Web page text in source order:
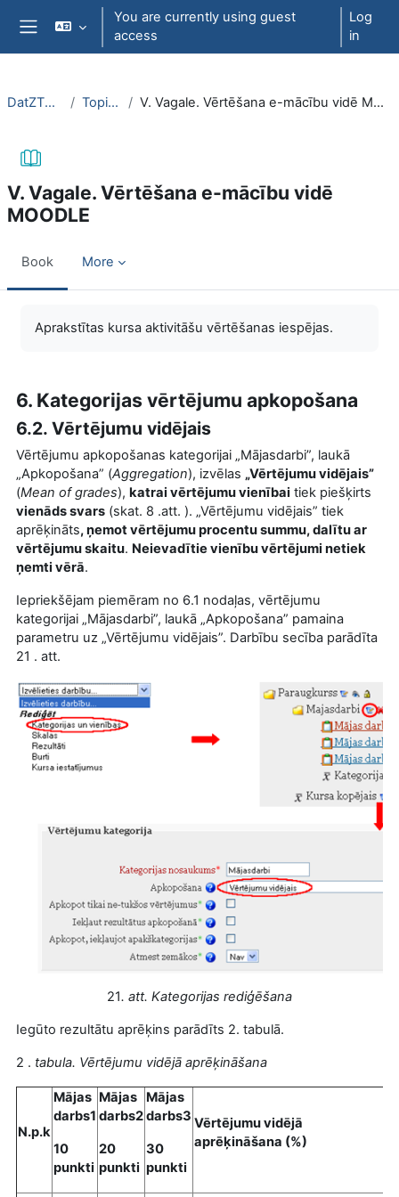
Skip to main content
You are currently using guest
access
Log
in
DatZT003 Topic 6 V. Vagale. Vērtēšana e-mācību vidē MOODLE
V. Vagale. Vērtēšana e-mācību vidē
MOODLE
Book More
Aprakstītas kursa aktivitāšu vērtēšanas iespējas.
6. Kategorijas vērtējumu apkopošana
6.2. Vērtējumu vidējais
Vērtējumu apkopošanas kategorijai „Mājasdarbi”, laukā
„Apkopošana” (Aggregation), izvēlas „Vērtējumu vidējais”
(Mean of grades), katrai vērtējumu vienībai tiek piešķirts
vienāds svars (skat. 8 .att. ). „Vērtējumu vidējais” tiek
aprēķināts, ņemot vērtējumu procentu summu, dalītu ar
vērtējumu skaitu. Neievadītie vienību vērtējumi netiek
ņemti vērā.
Iepriekšējam piemēram no 6.1 nodaļas, vērtējumu
kategorijai „Mājasdarbi”, laukā „Apkopošana” pamaina
parametru uz „Vērtējumu vidējais”. Darbību secība parādīta
21 . att.
21. att. Kategorijas rediģēšana
Iegūto rezultātu aprēķins parādīts 2. tabulā.
2 . tabula. Vērtējumu vidējā aprēķināšana
N.p.k
Mājas
darbs1
10
punkti
Mājas
darbs2
20
punkti
Mājas
darbs3
30
punkti
Vērtējumu vidējā
aprēķināšana (%)